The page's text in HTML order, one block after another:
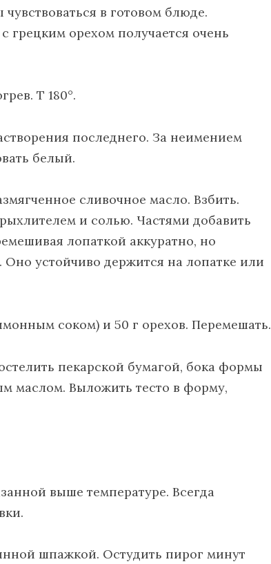
в готовом блюде.
грецким орехом получается очень
Т 180°.
последнего. За неимением
белый.
сливочное масло. Взбить.
и солью. Частями добавить
лопаткой аккуратно, но
Оно устойчиво держится на лопатке или
соком) и 50 г орехов. Перемешать.
пекарской бумагой, бока формы
маслом. Выложить тесто в форму,
выше температуре. Всегда
шпажкой. Остудить пирог минут